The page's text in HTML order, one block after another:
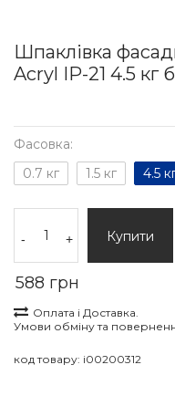
Шпаклівка
Acryl IР-21 4.5 кг
Фасовка:
0.7 кг
1.5 кг 4.5
- + Купити
588 грн
Оплата і Доставка.
Умови обміну та
код товару: i00200312